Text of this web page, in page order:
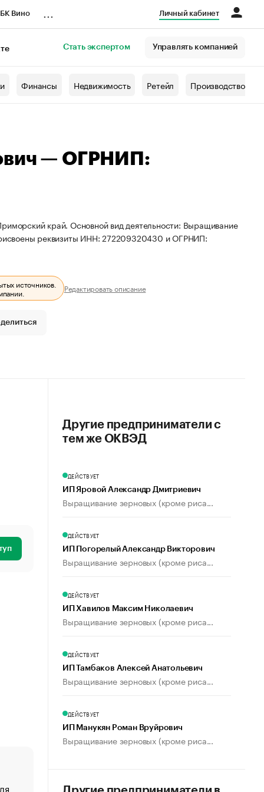
Вино Личный кабинет
Стать экспертом Управлять компанией
Финансы Недвижимость Ретейл Производство
— ОГРНИП:
край. Основной вид деятельности: Выращивание
реквизиты ИНН: 272209320430 и ОГРНИП:
источников.
Редактировать описание
«От спорта тело стареет иначе». Как живет глава
Другие предприниматели с
тем же ОКВЭД
ДЕЙСТВУЕТ
ИП Яровой Александр Дмитриевич
Выращивание зерновых (кроме риса...
ДЕЙСТВУЕТ
ИП Погорелый Александр Викторович
Выращивание зерновых (кроме риса...
ДЕЙСТВУЕТ
ИП Хавилов Максим Николаевич
Выращивание зерновых (кроме риса...
ДЕЙСТВУЕТ
ИП Тамбаков Алексей Анатольевич
Выращивание зерновых (кроме риса...
ДЕЙСТВУЕТ
ИП Манукян Роман Вруйрович
Выращивание зерновых (кроме риса...